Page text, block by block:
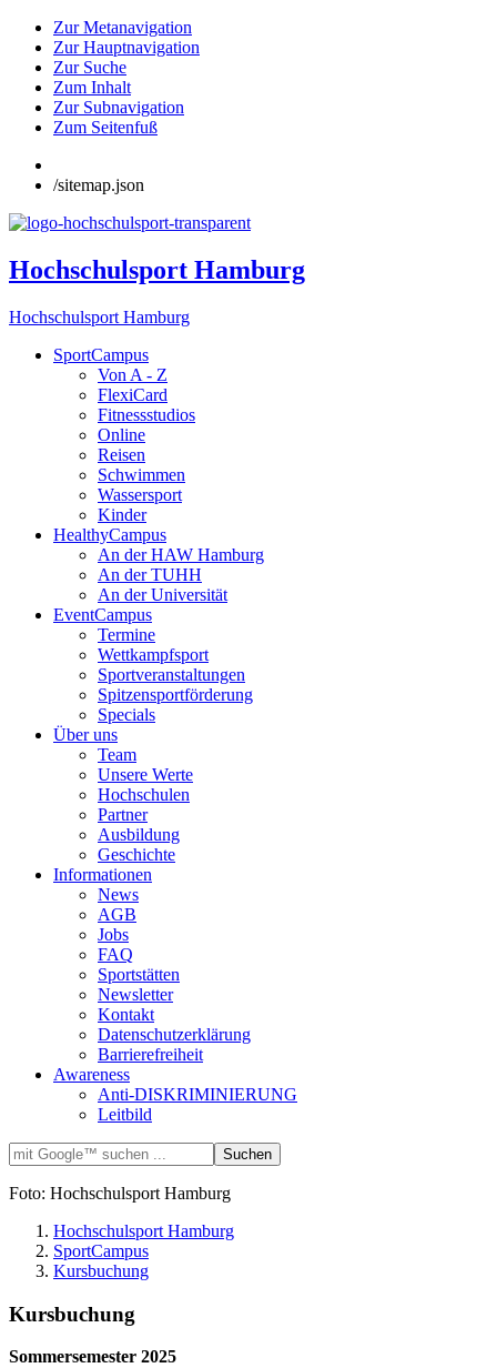
Zur Metanavigation
Zur Hauptnavigation
Zur Suche
Zum Inhalt
Zur Subnavigation
Zum Seitenfuß
/sitemap.json
Hochschulsport Hamburg
Hochschulsport Hamburg
SportCampus
Von A - Z
FlexiCard
Fitnessstudios
Online
Reisen
Schwimmen
Wassersport
Kinder
HealthyCampus
An der HAW Hamburg
An der TUHH
An der Universität
EventCampus
Termine
Wettkampfsport
Sportveranstaltungen
Spitzensportförderung
Specials
Über uns
Team
Unsere Werte
Hochschulen
Partner
Ausbildung
Geschichte
Informationen
News
AGB
Jobs
FAQ
Sportstätten
Newsletter
Kontakt
Datenschutzerklärung
Barrierefreiheit
Awareness
Anti-DISKRIMINIERUNG
Leitbild
Foto: Hochschulsport Hamburg
Hochschulsport Hamburg
SportCampus
Kursbuchung
Kursbuchung
Sommersemester 2025